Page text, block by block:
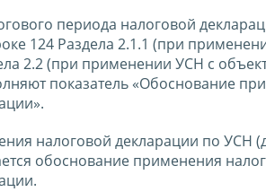
периода налоговой
124 Раздела 2.1.1 (при
2.2 (при применении УСН с
показатель «Обоснование
налоговой декларации по УСН
обоснование применения